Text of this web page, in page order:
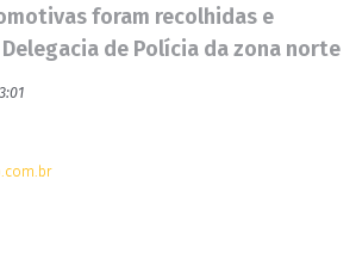
foram recolhidas e
de Polícia da zona norte